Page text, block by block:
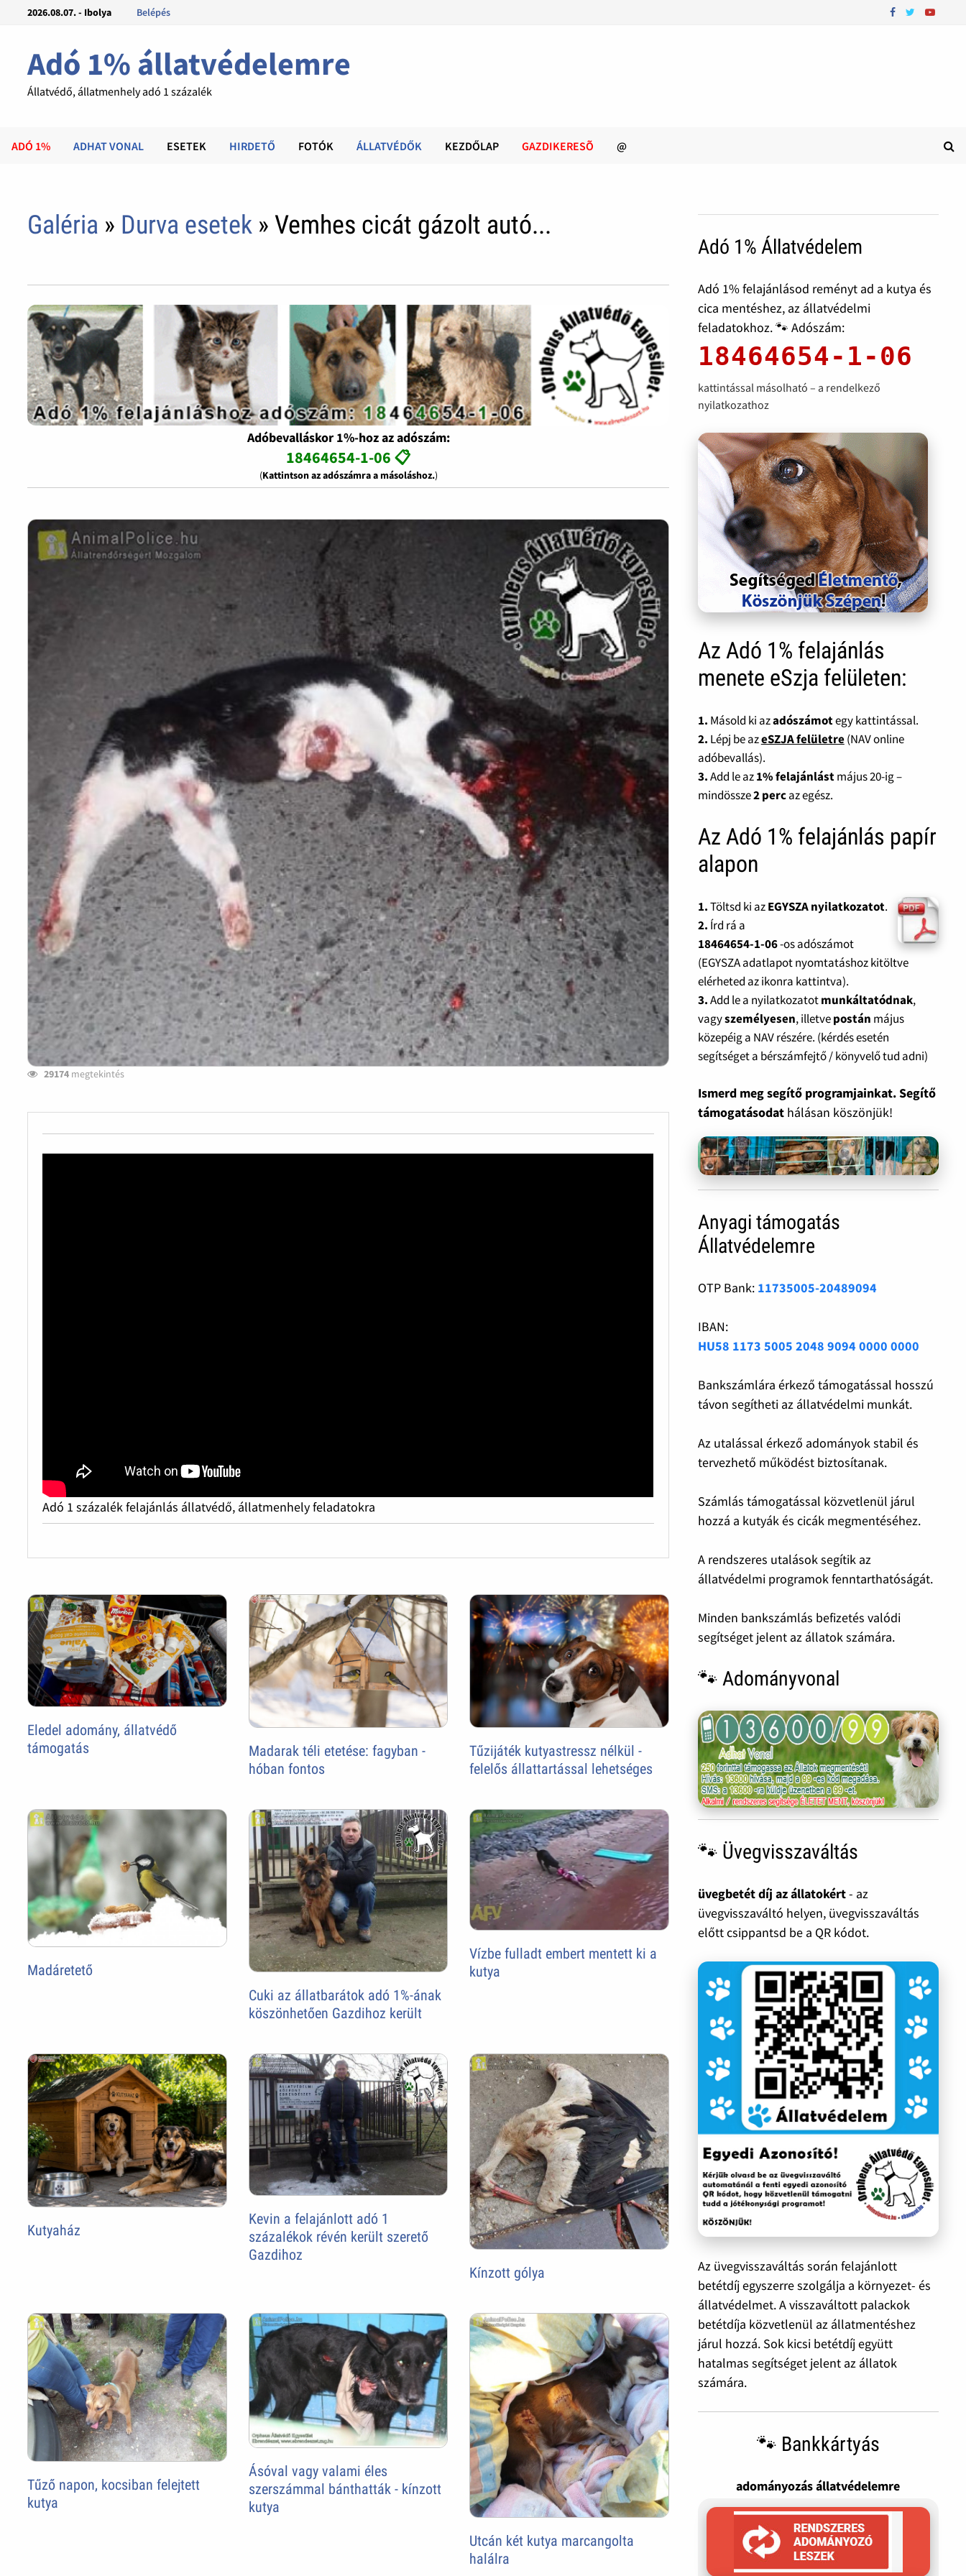
2026.08.07. - Ibolya Belépés
Adó 1% állatvédelemre
Állatvédő, állatmenhely adó 1 százalék
ADÓ 1% ADHAT VONAL ESETEK HIRDETŐ FOTÓK ÁLLATVÉDŐK KEZDŐLAP GAZDIKERESÕ @
Galéria » Durva esetek » Vemhes cicát gázolt autó...
Adóbevalláskor 1%-hoz az adószám:
18464654-1-06 📋
(Kattintson az adószámra a másoláshoz.)
29174 megtekintés
Adó 1 százalék felajánlás állatvédő, állatmenhely feladatokra
Eledel adomány, állatvédő
támogatás
Madarak téli etetése: fagyban -
hóban fontos
Tűzijáték kutyastressz nélkül -
felelős állattartással lehetséges
Madáretető
Cuki az állatbarátok adó 1%-ának
köszönhetően Gazdihoz került
Vízbe fulladt embert mentett ki a
kutya
Kutyaház
Kevin a felajánlott adó 1
százalékok révén került szerető
Gazdihoz
Kínzott gólya
Tűző napon, kocsiban felejtett
kutya
Ásóval vagy valami éles
szerszámmal bánthatták - kínzott
kutya
Utcán két kutya marcangolta
halálra
Adó 1% Állatvédelem
Adó 1% felajánlásod reményt ad a kutya és
cica mentéshez, az állatvédelmi
feladatokhoz. 🐾 Adószám:
18464654-1-06
kattintással másolható – a rendelkező
nyilatkozathoz
Az Adó 1% felajánlás
menete eSzja felületen:
1. Másold ki azadószámotegy kattintással.
2. Lépj be azeSZJA felületre(NAV online
adóbevallás).
3.Add le az1% felajánlástmájus 20-ig –
mindössze2 percaz egész.
Az Adó 1% felajánlás papír
alapon
1.Töltsd ki azEGYSZA nyilatkozatot.
2. Írd rá a
18464654-1-06-os adószámot
(EGYSZA adatlapot nyomtatáshoz kitöltve
elérheted az ikonra kattintva).
3.Add le a nyilatkozatotmunkáltatódnak,
vagyszemélyesen, illetvepostán május
közepéig a NAV részére. (kérdés esetén
segítséget a bérszámfejtő / könyvelő tud adni)
Ismerd meg segítő programjainkat. Segítő
támogatásodat hálásan köszönjük!
Anyagi támogatás
Állatvédelemre
OTP Bank: 11735005-20489094
IBAN:
HU58 1173 5005 2048 9094 0000 0000
Bankszámlára érkező támogatással hosszú
távon segítheti az állatvédelmi munkát.
Az utalással érkező adományok stabil és
tervezhető működést biztosítanak.
Számlás támogatással közvetlenül járul
hozzá a kutyák és cicák megmentéséhez.
A rendszeres utalások segítik az
állatvédelmi programok fenntarthatóságát.
Minden bankszámlás befizetés valódi
segítséget jelent az állatok számára.
🐾 Adományvonal
🐾 Üvegvisszaváltás
üvegbetét díj az állatokért- az
üvegvisszaváltó helyen, üvegvisszaváltás
előtt csippantsd be a QR kódot.
Az üvegvisszaváltás során felajánlott
betétdíj egyszerre szolgálja a környezet- és
állatvédelmet. A visszaváltott palackok
betétdíja közvetlenül az állatmentéshez
járul hozzá. Sok kicsi betétdíj együtt
hatalmas segítséget jelent az állatok
számára.
🐾 Bankkártyás
adományozás állatvédelemre